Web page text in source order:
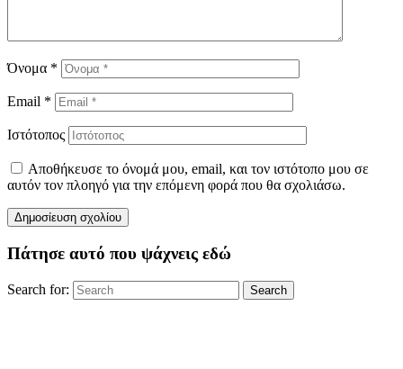
Όνομα *
Email *
Ιστότοπος
Αποθήκευσε το όνομά μου, email, και τον ιστότοπο μου σε
αυτόν τον πλοηγό για την επόμενη φορά που θα σχολιάσω.
Πάτησε αυτό που ψάχνεις εδώ
Search for: Search